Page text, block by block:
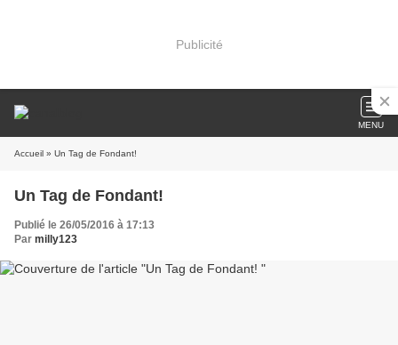
Publicité
MENU
Accueil » Un Tag de Fondant!
Un Tag de Fondant!
Publié le 26/05/2016 à 17:13
Par milly123